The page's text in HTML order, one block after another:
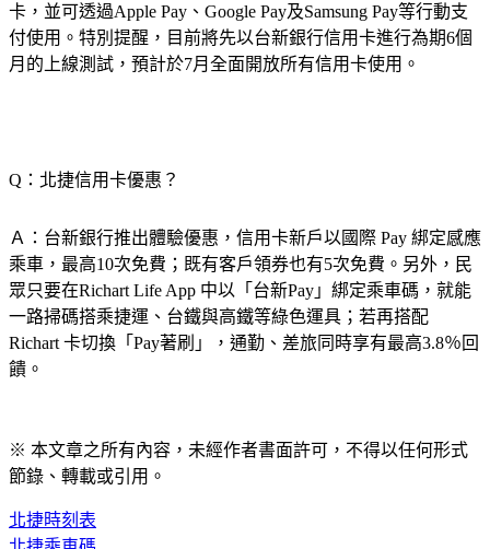
卡，並可透過Apple Pay、Google Pay及Samsung Pay等行動支
付使用。特別提醒，目前將先以台新銀行信用卡進行為期6個
月的上線測試，預計於7月全面開放所有信用卡使用。
Q：北捷信用卡優惠？
Ａ：台新銀行推出體驗優惠，信用卡新戶以國際 Pay 綁定感應
乘車，最高10次免費；既有客戶領券也有5次免費。另外，民
眾只要在Richart Life App 中以「台新Pay」綁定乘車碼，就能
一路掃碼搭乘捷運、台鐵與高鐵等綠色運具；若再搭配
Richart 卡切換「Pay著刷」，通勤、差旅同時享有最高3.8％回
饋。
※ 本文章之所有內容，未經作者書面許可，不得以任何形式
節錄、轉載或引用。
北捷時刻表